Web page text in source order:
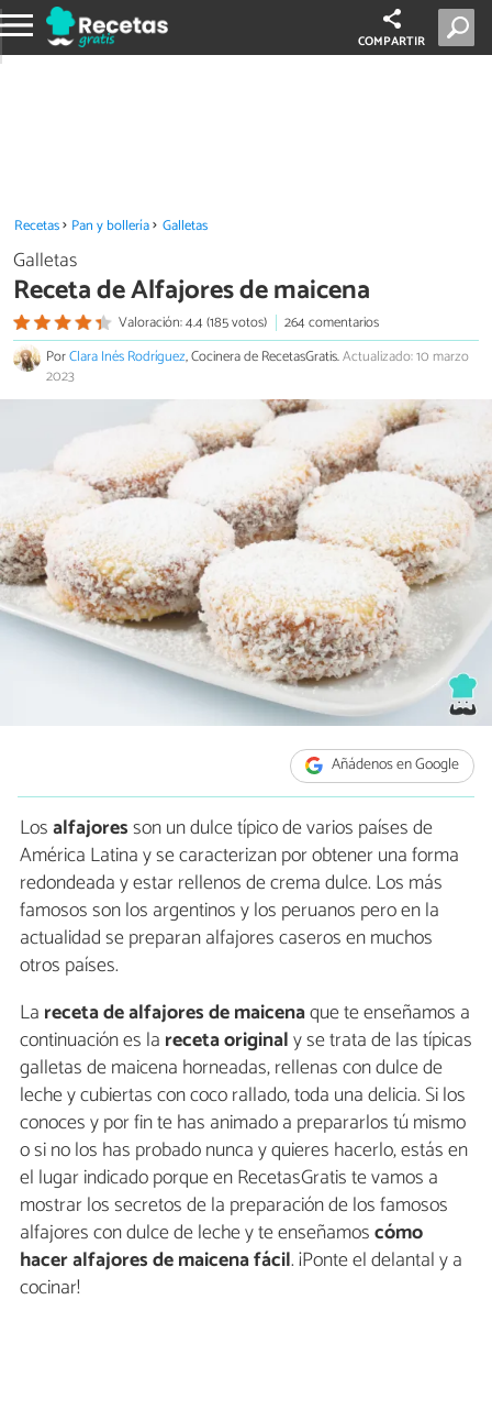
COMPARTIR
Recetas Pan y bollería Galletas
Galletas
Receta de Alfajores de maicena
Valoración: 4.4 (185 votos)
264 comentarios
PorClara Inés Rodríguez, Cocinera de RecetasGratis.Actualizado: 10 marzo
2023
Añádenos en Google
Losalfajoresson un dulce típico de varios países de
América Latina y se caracterizan por obtener una forma
redondeada y estar rellenos de crema dulce. Los más
famosos son los argentinos y los peruanos pero en la
actualidad se preparan alfajores caseros en muchos
otros países.
La receta dealfajores de maicenaque te enseñamos a
continuación es la receta originaly se trata de las típicas
galletas de maicena horneadas, rellenas con dulce de
leche y cubiertas con coco rallado, toda una delicia. Si los
conoces y por fin te has animado a prepararlos tú mismo
o si no los has probado nunca y quieres hacerlo, estás en
el lugar indicado porque en RecetasGratis te vamos a
mostrar los secretos de la preparación de los famosos
alfajores con dulce de leche y te enseñamoscómo
hacer alfajores de maicena fácil. ¡Ponte el delantal y a
cocinar!